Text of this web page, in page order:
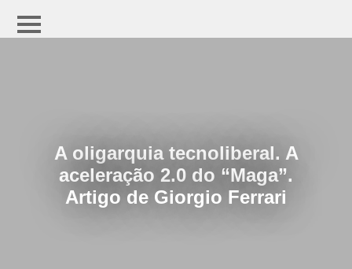
A oligarquia tecnoliberal. A
aceleração 2.0 do “Maga”.
Artigo de Giorgio Ferrari